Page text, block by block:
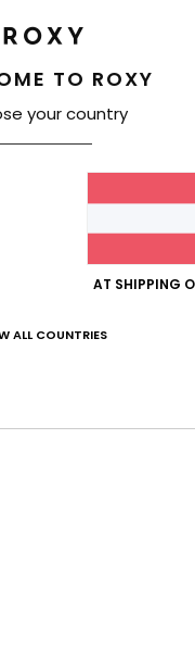
TO ROXY
your country
AT SHIPPING
ALL COUNTRIES